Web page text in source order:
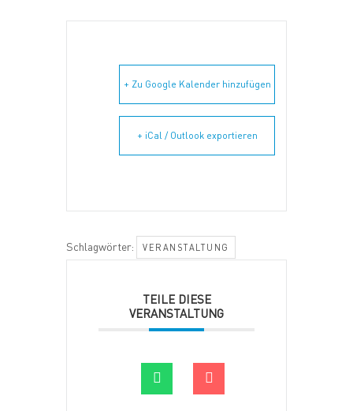
+ Zu Google Kalender hinzufügen
+ iCal / Outlook exportieren
Schlagwörter: VERANSTALTUNG
TEILE DIESE
VERANSTALTUNG